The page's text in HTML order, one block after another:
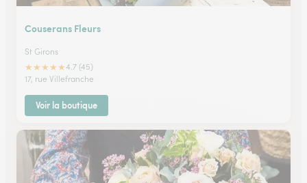
Couserans Fleurs
St Girons
★★★★★4.7 (45)
17, rue Villefranche
Voir la boutique